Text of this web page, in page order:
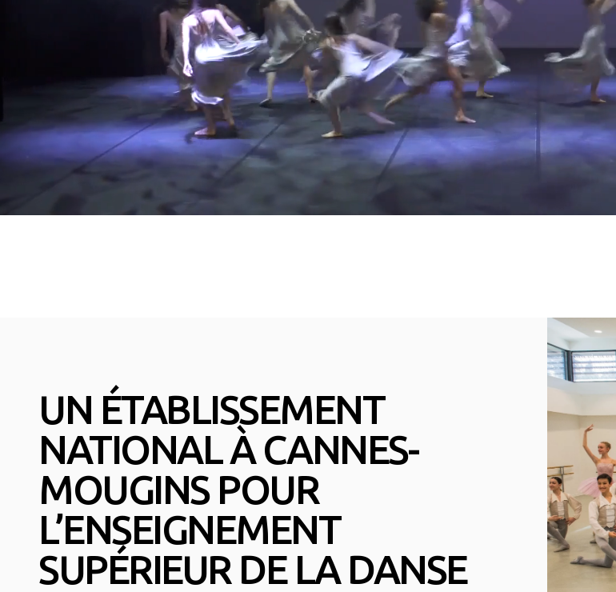
UN ÉTABLISSEMENT
NATIONAL À CANNES-
MOUGINS POUR
L’ENSEIGNEMENT
SUPÉRIEUR DE LA DANSE